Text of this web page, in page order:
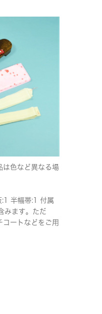
は色など異なる場
半幅帯:1 付属
みます。ただ
コートなどをご用